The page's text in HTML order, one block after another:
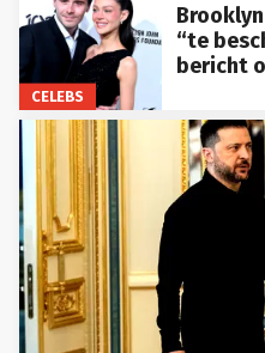
CELEBS
“te
bericht